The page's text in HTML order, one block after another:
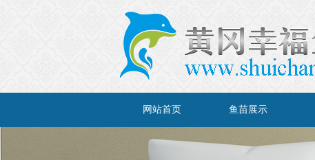
网站首页 鱼苗展示